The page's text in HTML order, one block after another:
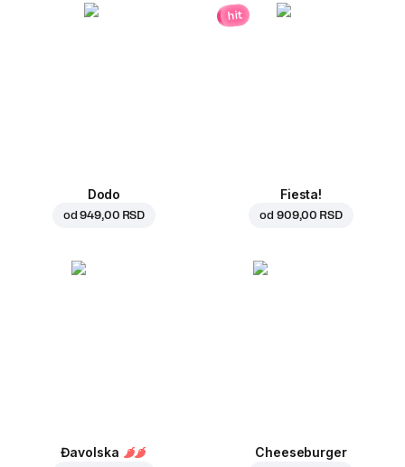
Dodo
od949,00 RSD
hit
Fiesta!
od 909,00 RSD
Đavolska Cheeseburger